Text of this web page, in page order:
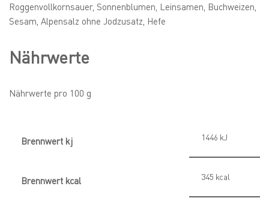
Roggenvollkornsauer, Sonnenblumen, Leinsamen, Buchweizen,
Sesam, Alpensalz ohne Jodzusatz, Hefe
Nährwerte
Nährwerte pro 100 g
Brennwert kj 1446 kJ
Brennwert kcal 345 kcal